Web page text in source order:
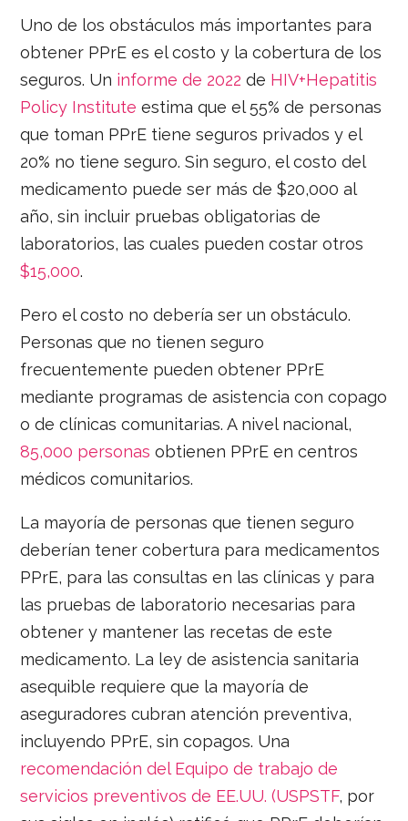
Uno de los obstáculos más importantes para
obtener PPrE es el costo y la cobertura de los
seguros. Un informe de 2022 de HIV+Hepatitis
Policy Institute estima que el 55% de personas
que toman PPrE tiene seguros privados y el
20% no tiene seguro. Sin seguro, el costo del
medicamento puede ser más de $20,000 al
año, sin incluir pruebas obligatorias de
laboratorios, las cuales pueden costar otros
$15,000.
Pero el costo no debería ser un obstáculo.
Personas que no tienen seguro
frecuentemente pueden obtener PPrE
mediante programas de asistencia con copago
o de clínicas comunitarias. A nivel nacional,
85,000 personas obtienen PPrE en centros
médicos comunitarios.
La mayoría de personas que tienen seguro
deberían tener cobertura para medicamentos
PPrE, para las consultas en las clínicas y para
las pruebas de laboratorio necesarias para
obtener y mantener las recetas de este
medicamento. La ley de asistencia sanitaria
asequible requiere que la mayoría de
aseguradores cubran atención preventiva,
incluyendo PPrE, sin copagos. Una
recomendación del Equipo de trabajo de
servicios preventivos de EE.UU. (USPSTF, por